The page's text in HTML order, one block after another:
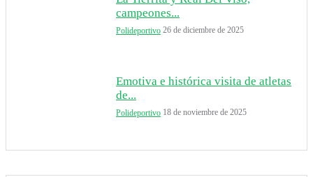
campeones...
Polideportivo 26 de diciembre de 2025
Emotiva e histórica visita de atletas
de...
Polideportivo 18 de noviembre de 2025